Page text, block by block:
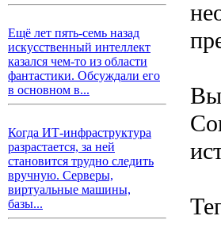
Ещё лет пять-семь назад
искусственный интеллект
казался чем-то из области
фантастики. Обсуждали его
в основном в...
Когда ИТ-инфраструктура
разрастается, за ней
становится трудно следить
вручную. Серверы,
виртуальные машины,
базы...